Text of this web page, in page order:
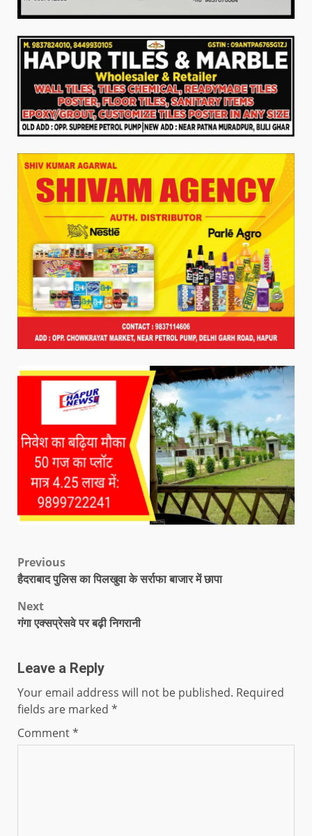
Previous
हैदराबाद पुलिस का पिलखुवा के सर्राफा बाजार में छापा
Next
गंगा एक्सप्रेसवे पर बढ़ी निगरानी
Leave a Reply
Your email address will not be published. Required
fields are marked *
Comment*